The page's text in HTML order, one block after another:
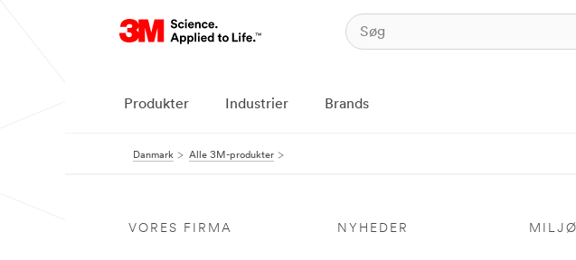
Produkter Industrier Brands
Danmark Alle 3M-produkter
VORES FIRMA NYHEDER MILJØ